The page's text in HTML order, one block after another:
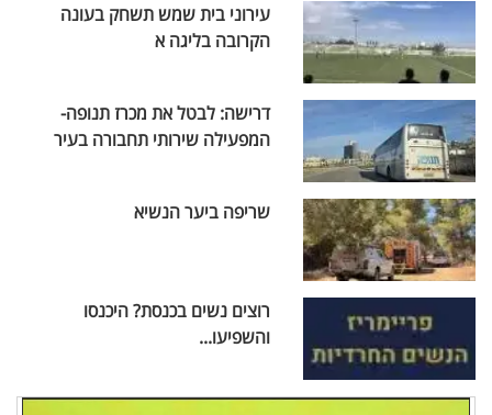
עירוני בית שמש תשחק בעונה
הקרובה בליגה א
דרישה: לבטל את מכרז תנופה-
המפעילה שירותי תחבורה בעיר
שריפה ביער הנשיא
רוצים נשים בכנסת? היכנסו
והשפיעו...